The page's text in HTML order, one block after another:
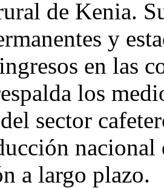
de Kenia.
y
en las
los
sector
nacional
a largo plazo.